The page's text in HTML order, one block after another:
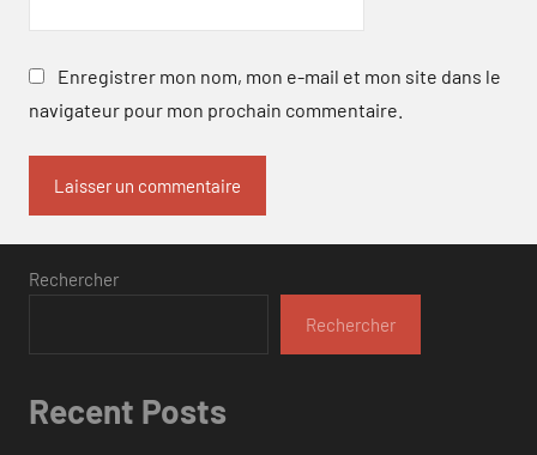
Enregistrer mon nom, mon e-mail et mon site dans le
navigateur pour mon prochain commentaire.
Rechercher
Rechercher
Recent Posts